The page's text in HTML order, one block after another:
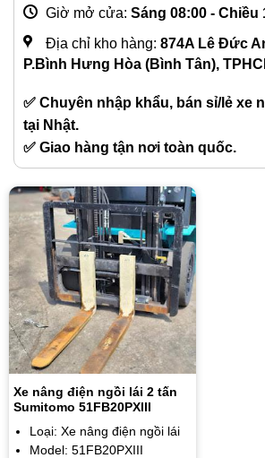
Giờ mở cửa: Sáng 08:00 - Chiều
Địa chỉ kho hàng: 874A Lê Đức
P.Bình Hưng Hòa (Bình Tân),
✅ Chuyên nhập khẩu, bán sỉ/lẻ xe
tại Nhật.
✅ Giao hàng tận nơi toàn quốc.
Xe nâng điện ngồi lái 2 tấn
Sumitomo 51FB20PXIII
Loại: Xe nâng điện ngồi lái
Model: 51FB20PXIII